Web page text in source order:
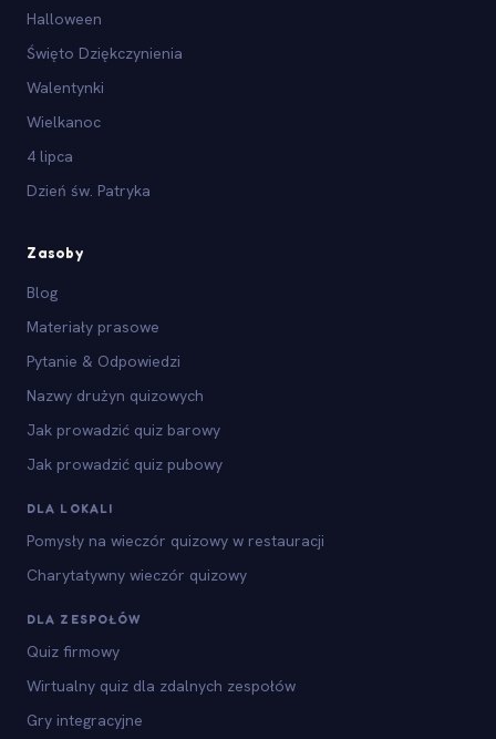
Halloween
Święto Dziękczynienia
Walentynki
Wielkanoc
4 lipca
Dzień św. Patryka
Zasoby
Blog
Materiały prasowe
Pytanie & Odpowiedzi
Nazwy drużyn quizowych
Jak prowadzić quiz barowy
Jak prowadzić quiz pubowy
DLA LOKALI
Pomysły na wieczór quizowy w restauracji
Charytatywny wieczór quizowy
DLA ZESPOŁÓW
Quiz firmowy
Wirtualny quiz dla zdalnych zespołów
Gry integracyjne